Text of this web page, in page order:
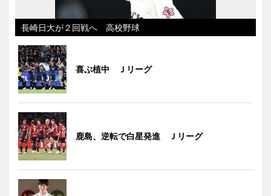
長崎日大が２回戦へ 高校野球
喜ぶ植中 Ｊリーグ
鹿島、逆転で白星発進 Ｊリーグ